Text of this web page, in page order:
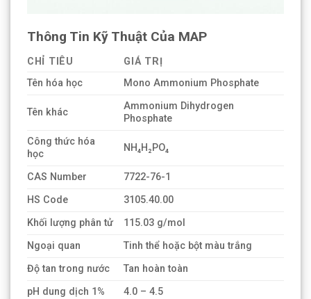
Thông Tin Kỹ Thuật Của MAP
CHỈ TIÊU
GIÁ TRỊ
Tên hóa học
Mono Ammonium Phosphate
Tên khác
Ammonium Dihydrogen
Phosphate
Công thức hóa
học
NH₄H₂PO₄
CAS Number
7722-76-1
HS Code
3105.40.00
Khối lượng phân tử
115.03 g/mol
Ngoại quan
Tinh thể hoặc bột màu trắng
Độ tan trong nước
Tan hoàn toàn
pH dung dịch 1%
4.0 – 4.5